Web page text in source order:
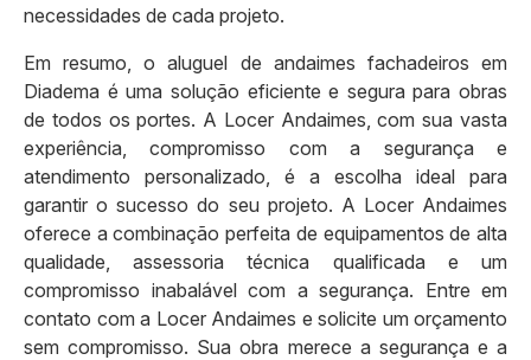
necessidades de cada projeto.
Em resumo, o aluguel de andaimes fachadeiros em
Diadema é uma solução eficiente e segura para obras
de todos os portes. A Locer Andaimes, com sua vasta
experiência, compromisso com a segurança e
atendimento personalizado, é a escolha ideal para
garantir o sucesso do seu projeto. A Locer Andaimes
oferece a combinação perfeita de equipamentos de alta
qualidade, assessoria técnica qualificada e um
compromisso inabalável com a segurança. Entre em
contato com a Locer Andaimes e solicite um orçamento
sem compromisso. Sua obra merece a segurança e a